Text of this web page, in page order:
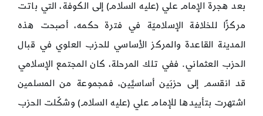
بعد هجرة الإمام علي (عليه السلام) إلى الكوفة، التي باتت
مركزًا للخلافة الإسلاميّة في فترة حكمه، أصبحت هذه
المدينة القاعدة والمركز الأساسي للحزب العلوي في قبال
الحزب العثماني. ففي تلك المرحلة، كان المجتمع الإسلامي
قد انقسم إلى حزبَين أساسيَّين، فمجموعة من المسلمين
اشتهرت بتأييدها للإمام علي (عليه السلام) وشكّلت الحزب